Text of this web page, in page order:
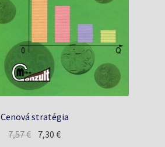
Cenová stratégia
7,57€ Pôvodná
7,30€Aktuálna